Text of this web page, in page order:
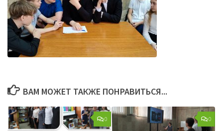
ВАМ МОЖЕТ ТАКЖЕ ПОНРАВИТЬСЯ...
0 0